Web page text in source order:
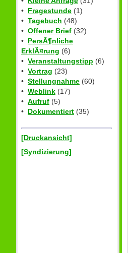
• Fragestunde (1)
• Tagebuch (48)
• Offener Brief (32)
• PersÃ¶nliche
ErklÃ¤rung (6)
• Veranstaltungstipp (6)
• Vortrag (23)
• Stellungnahme (60)
• Weblink (17)
• Aufruf (5)
• Dokumentiert (35)
[Druckansicht]
[Syndizierung]